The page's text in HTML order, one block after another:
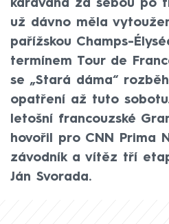
karavana za sebou po
už dávno měla
pařížskou Champs-
termínem Tour de
se „Stará dáma“
opatření až tuto
letošní francouzské
hovořil pro CNN Prima
závodník a vítěz tří
Ján Svorada.